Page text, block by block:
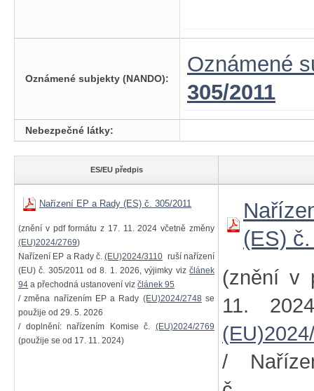
Oznámené subjekty (NANDO):
Oznámené
305/2011
Nebezpečné látky:
ES/EU předpis
Nařízení EP a Rady (ES) č. 305/2011
(znění v pdf formátu z 17. 11. 2024 včetně změny
(EU)2024/2769)
Nařízení EP a Rady č.(EU)2024/3110 ruší nařízení
(EU) č. 305/2011 od 8. 1. 2026, výjimky viz článek
94 a přechodná ustanovení viz článek 95
/ změna nařízením EP a Rady (EU)2024/2748 se
použije od 29. 5. 2026
/ doplnění: nařízením Komise č. (EU)2024/2769
(použije se od 17. 11. 2024)
(ES)
(znění v
11.
/